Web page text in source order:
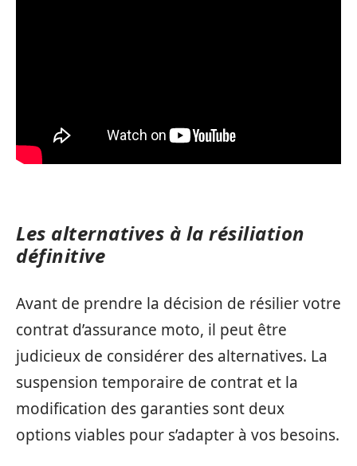
Les alternatives à la résiliation
définitive
Avant de prendre la décision de résilier votre
contrat d’assurance moto, il peut être
judicieux de considérer des alternatives. La
suspension temporaire de contrat et la
modification des garanties sont deux
options viables pour s’adapter à vos besoins.